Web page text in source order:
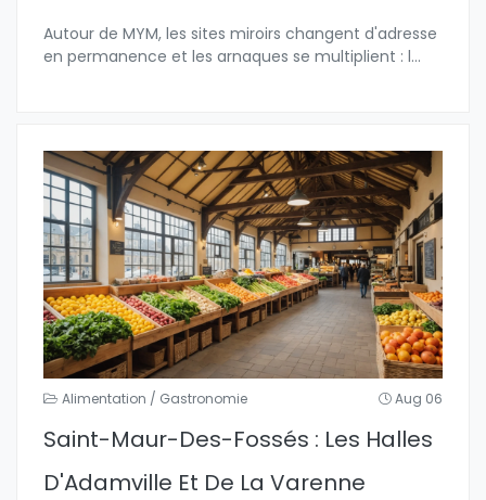
Autour de MYM, les sites miroirs changent d'adresse
en permanence et les arnaques se multiplient : l...
Alimentation / Gastronomie Aug 06
Saint-Maur-Des-Fossés : Les Halles
D'Adamville Et De La Varenne